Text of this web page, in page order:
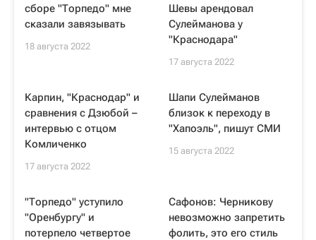
сборе "Торпедо" мне
сказали завязывать
18 августа 2022
Шевы арендовал
Сулейманова у
"Краснодара"
17 августа 2022
Карпин, "Краснодар" и
сравнения с Дзюбой –
интервью с отцом
Комличенко
17 августа 2022
Шапи Сулейманов
близок к переходу в
"Хапоэль", пишут СМИ
15 августа 2022
"Торпедо" уступило
"Оренбургу" и
потерпело четвертое
Сафонов: Черникову
невозможно запретить
фолить, это его стиль